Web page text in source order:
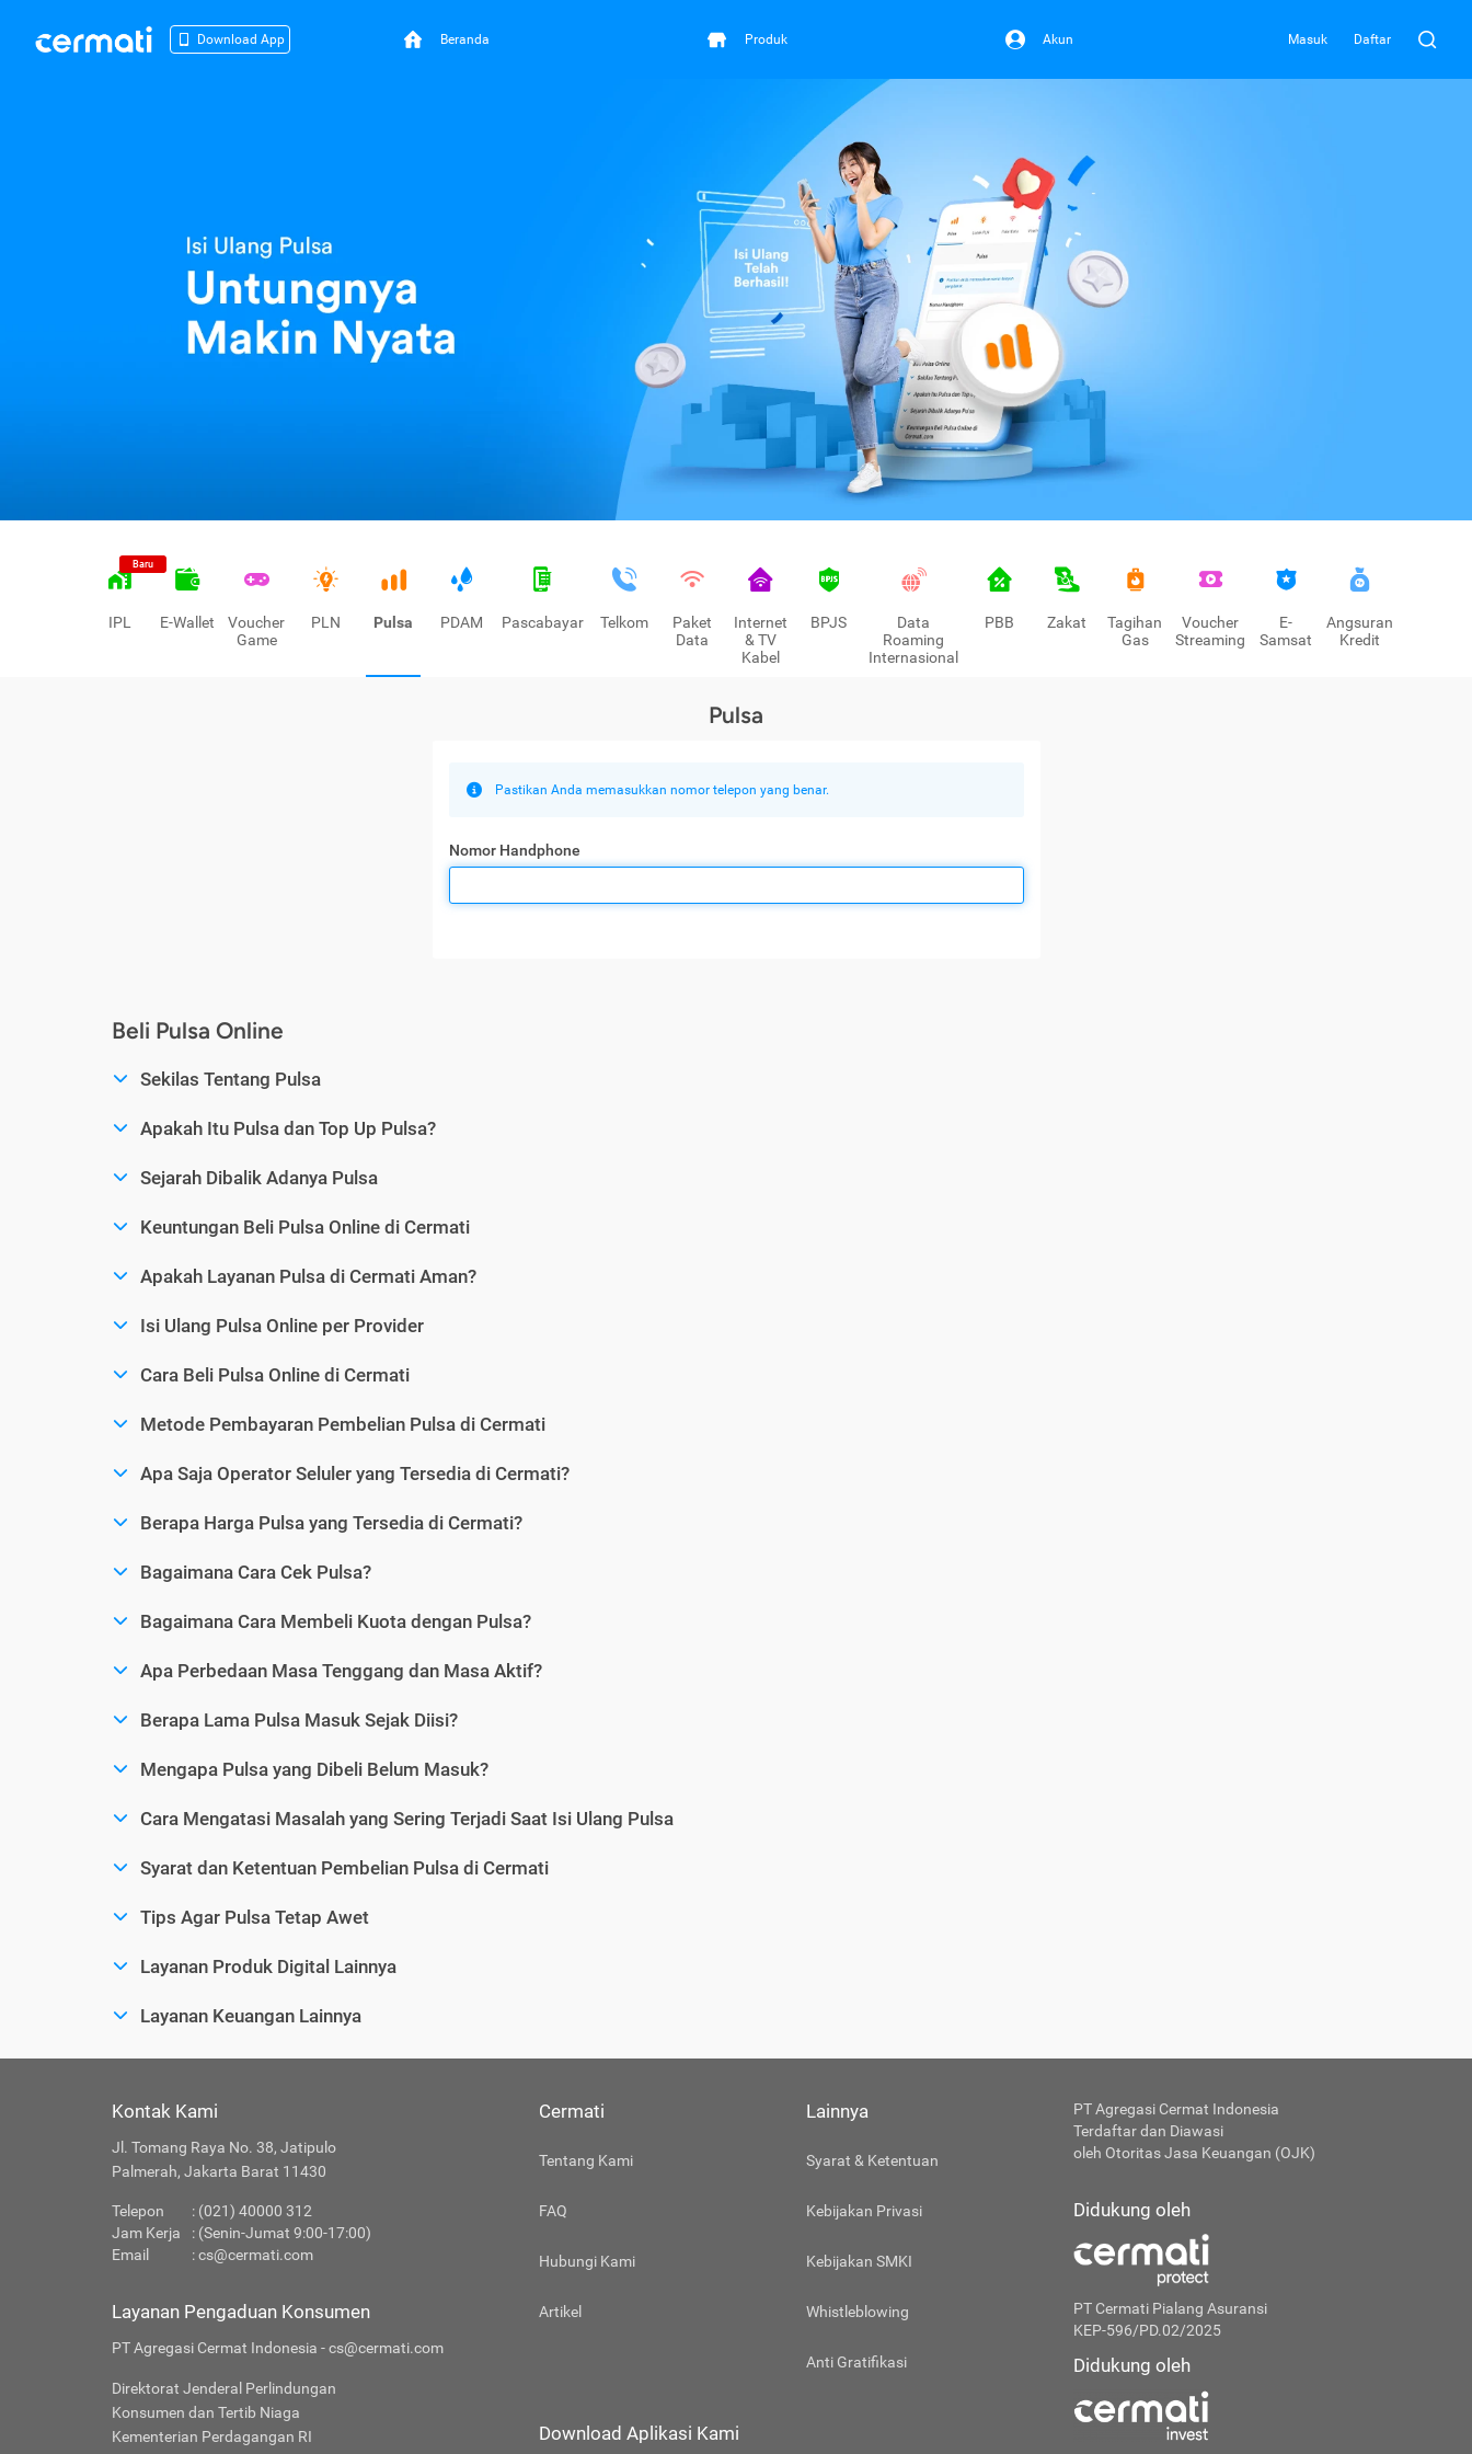
Download App Beranda Produk Akun Masuk Daftar
Baru
IPL E-Wallet
Voucher
Game
PLN Pulsa PDAM Pascabayar Telkom
Paket
Data
Internet
& TV
Kabel
BPJS
Data
Roaming
Internasional
PBB Zakat
Tagihan
Gas
Voucher
Streaming
E-
Samsat
Angsuran
Kredit
Pulsa
Pastikan Anda memasukkan nomor telepon yang benar.
Nomor Handphone
Beli Pulsa Online
Sekilas Tentang Pulsa
Apakah Itu Pulsa dan Top Up Pulsa?
Sejarah Dibalik Adanya Pulsa
Keuntungan Beli Pulsa Online di Cermati
Apakah Layanan Pulsa di Cermati Aman?
Isi Ulang Pulsa Online per Provider
Cara Beli Pulsa Online di Cermati
Metode Pembayaran Pembelian Pulsa di Cermati
Apa Saja Operator Seluler yang Tersedia di Cermati?
Berapa Harga Pulsa yang Tersedia di Cermati?
Bagaimana Cara Cek Pulsa?
Bagaimana Cara Membeli Kuota dengan Pulsa?
Apa Perbedaan Masa Tenggang dan Masa Aktif?
Berapa Lama Pulsa Masuk Sejak Diisi?
Mengapa Pulsa yang Dibeli Belum Masuk?
Cara Mengatasi Masalah yang Sering Terjadi Saat Isi Ulang Pulsa
Syarat dan Ketentuan Pembelian Pulsa di Cermati
Tips Agar Pulsa Tetap Awet
Layanan Produk Digital Lainnya
Layanan Keuangan Lainnya
Kontak Kami
Jl. Tomang Raya No. 38, Jatipulo
Palmerah, Jakarta Barat 11430
Telepon
: (021) 40000 312
Jam Kerja
: (Senin-Jumat 9:00-17:00)
Email
:cs@cermati.com
Layanan Pengaduan Konsumen
PT Agregasi Cermat Indonesia - cs@cermati.com
Direktorat Jenderal Perlindungan
Konsumen dan Tertib Niaga
Kementerian Perdagangan RI
Cermati
Tentang Kami
FAQ
Hubungi Kami
Artikel
Lainnya
Syarat & Ketentuan
Kebijakan Privasi
Kebijakan SMKI
Whistleblowing
Anti Gratifikasi
Download Aplikasi Kami
PT Agregasi Cermat Indonesia
Terdaftar dan Diawasi
oleh Otoritas Jasa Keuangan (OJK)
Didukung oleh
PT Cermati Pialang Asuransi
KEP-596/PD.02/2025
Didukung oleh